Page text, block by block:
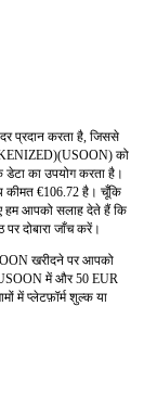
प्रदान करता है, जिससे
को
का उपयोग करता है।
कीमत €106.72 है। चूँकि
हम आपको सलाह देते हैं कि
दोबारा जाँच करें।
खरीदने पर आपको
में और 50 EUR
में प्लेटफ़ॉर्म शुल्क या